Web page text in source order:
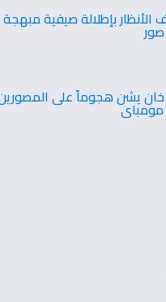
بإطلالة صيفية مبهجة
خان يشن هجوماً على